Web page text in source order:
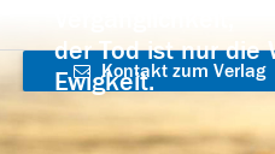
der Tod ist nur die
Ewigkeit.
Kontakt zum Verlag
aufnehmen